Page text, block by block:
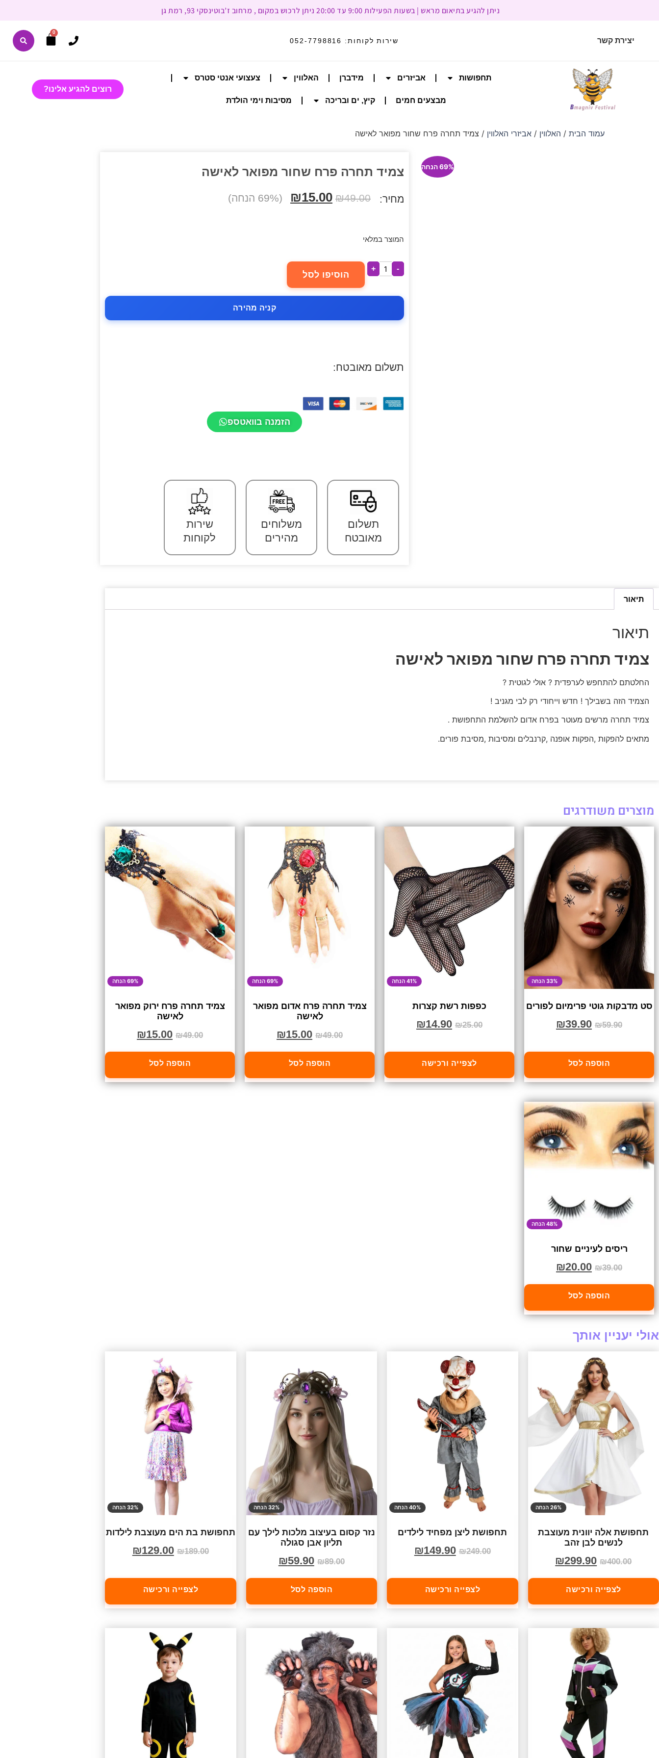
ניתן להגיע בתיאום מראש | בשעות הפעילות 9:00 עד 20:00 ניתן לרכוש במקום , מרחוב ז’בוטינסקי 93, רמת גן
יצירת קשר שירות לקוחות: 052-7798816
0
תחפושות אביזרים מידברן האלווין צעצועי אנטי סטרס
מבצעים חמים קיץ, ים ובריכה מסיבות וימי הולדת
רוצים להגיע אלינו?
עמוד הבית/ האלווין / אביזרי האלווין / צמיד תחרה פרח שחור מפואר לאישה
69% הנחה צמיד תחרה פרח שחור מפואר לאישה
מחיר: ₪49.00
₪15.00 (69% הנחה)
המוצר במלאי
-
+
הוסיפו לסל
קניה מהירה
תשלום מאובטח:
הזמנה בוואטספ
תשלום
מאובטח
משלוחים
מהירים
שירות
לקוחות
תיאור
תיאור
צמיד תחרה פרח שחור מפואר לאישה
החלטתם להתחפש לערפדית ? אולי לגוטית ?
הצמיד הזה בשבילך ! חדש וייחודי רק לבי מגניב !
צמיד תחרה מרשים מעוטר בפרח אדום להשלמת התחפושת .
מתאים להפקות ,הפקות אופנה ,קרנבלים ומסיבות ,מסיבת פורים.
מוצרים משודרגים
33% הנחה
סט מדבקות גוטי פרימיום לפורים
₪59.90
₪39.90
הוספה לסל
41% הנחה
כפפות רשת קצרות
₪25.00
₪14.90
לצפייה ורכישה
69% הנחה
צמיד תחרה פרח אדום מפואר
לאישה
₪49.00
₪15.00
הוספה לסל
69% הנחה
צמיד תחרה פרח ירוק מפואר
לאישה
₪49.00
₪15.00
הוספה לסל
48% הנחה
ריסים לעיניים שחור
₪39.00
₪20.00
הוספה לסל
אולי יעניין אותך
26% הנחה
תחפושת אלה יוונית מעוצבת
לנשים לבן זהב
₪400.00
₪299.90
לצפייה ורכישה
40% הנחה
תחפושת ליצן מפחיד לילדים
₪249.00
₪149.90
לצפייה ורכישה
32% הנחה
נזר קסום בעיצוב מלכות לילך עם
תליון אבן סגולה
₪89.00
₪59.90
הוספה לסל
32% הנחה
תחפושת בת הים מעוצבת לילדות
₪189.00
₪129.00
לצפייה ורכישה